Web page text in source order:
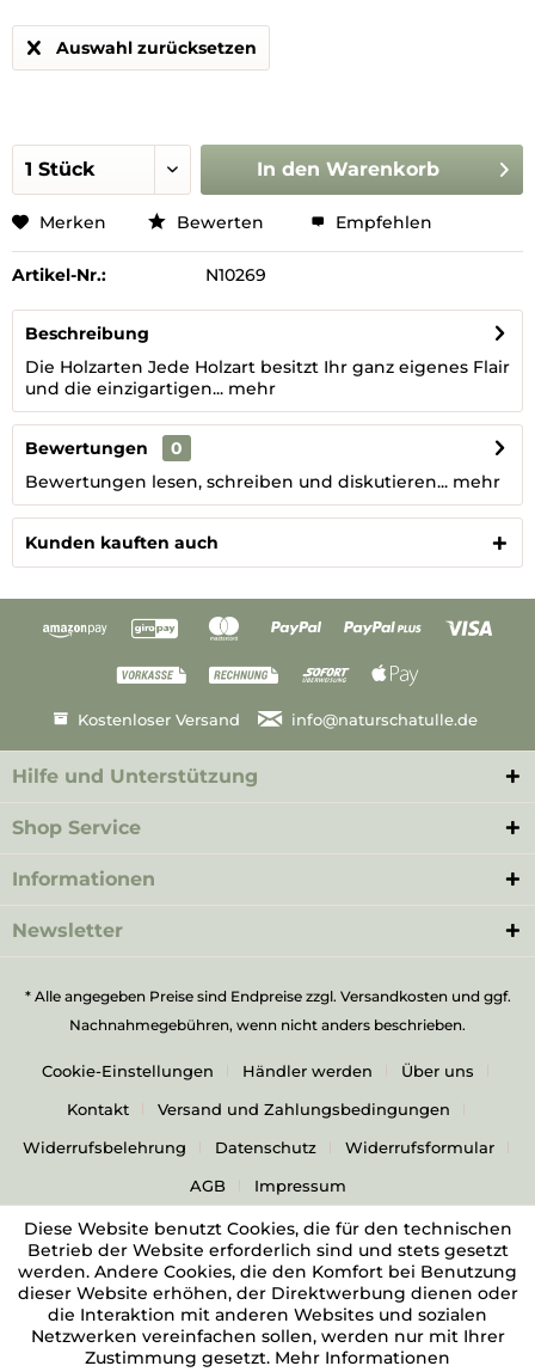
Auswahl zurücksetzen
In den Warenkorb
Merken Bewerten Empfehlen
Artikel-Nr.: N10269
Beschreibung
Die Holzarten Jede Holzart besitzt Ihr ganz eigenes Flair
und die einzigartigen... mehr
Bewertungen
0
Bewertungen lesen, schreiben und diskutieren... mehr
Kunden kauften auch
Kostenloser Versand info@naturschatulle.de
Hilfe und Unterstützung
Shop Service
Informationen
Newsletter
* Alle angegeben Preise sind Endpreise zzgl. Versandkostenund ggf.
Nachnahmegebühren, wenn nicht anders beschrieben.
Cookie-Einstellungen Händler werden
Über uns
Kontakt
Versand und Zahlungsbedingungen
Widerrufsbelehrung
Datenschutz
Widerrufsformular
AGB
Impressum
Diese Website benutzt Cookies, die für den technischen
Betrieb der Website erforderlich sind und stets gesetzt
werden. Andere Cookies, die den Komfort bei Benutzung
dieser Website erhöhen, der Direktwerbung dienen oder
die Interaktion mit anderen Websites und sozialen
Netzwerken vereinfachen sollen, werden nur mit Ihrer
Zustimmung gesetzt. Mehr Informationen